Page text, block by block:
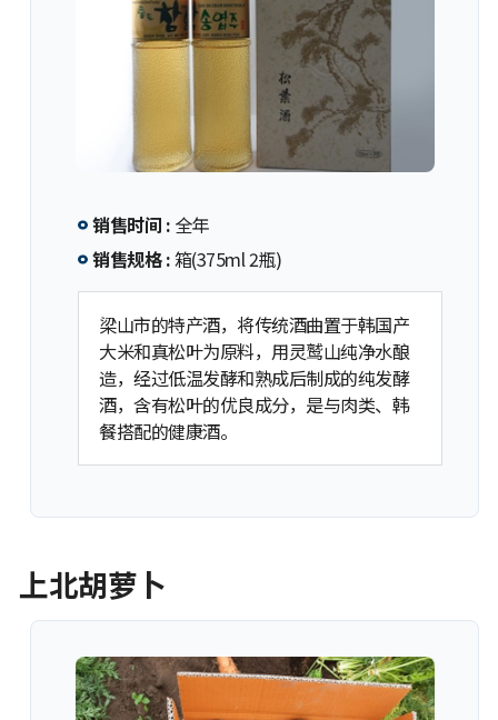
销售时间 : 全年
销售规格 :箱(375ml 2瓶)
梁山市的特产酒，将传统酒曲置于韩国产
大米和真松叶为原料，用灵鹫山纯净水酿
造，经过低温发酵和熟成后制成的纯发酵
酒，含有松叶的优良成分，是与肉类、韩
餐搭配的健康酒。
上北胡萝卜